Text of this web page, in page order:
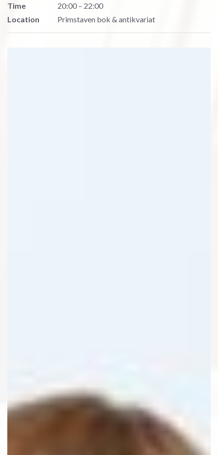
Time
20:00 – 22:00
Location
Primstaven bok & antikvariat